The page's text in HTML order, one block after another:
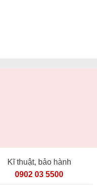
Kĩ thuật, bảo hành
0902 03 5500